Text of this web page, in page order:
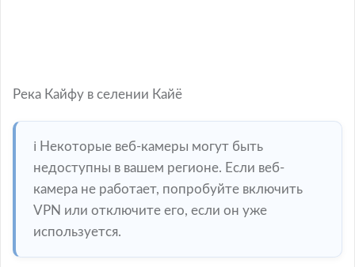
Река Кайфу в селении Кайё
ℹ️ Некоторые веб-камеры могут быть
недоступны в вашем регионе. Если веб-
камера не работает, попробуйте включить
VPN или отключите его, если он уже
используется.